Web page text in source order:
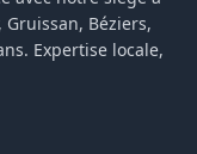
Béziers,
Expertise locale,